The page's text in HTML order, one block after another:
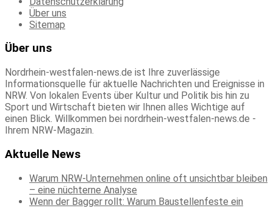
Über uns
Sitemap
Über uns
Nordrhein-westfalen-news.de ist Ihre zuverlässige
Informationsquelle für aktuelle Nachrichten und Ereignisse in
NRW. Von lokalen Events über Kultur und Politik bis hin zu
Sport und Wirtschaft bieten wir Ihnen alles Wichtige auf
einen Blick. Willkommen bei nordrhein-westfalen-news.de -
Ihrem NRW-Magazin.
Aktuelle News
Warum NRW-Unternehmen online oft unsichtbar bleiben
– eine nüchterne Analyse
Wenn der Bagger rollt: Warum Baustellenfeste ein